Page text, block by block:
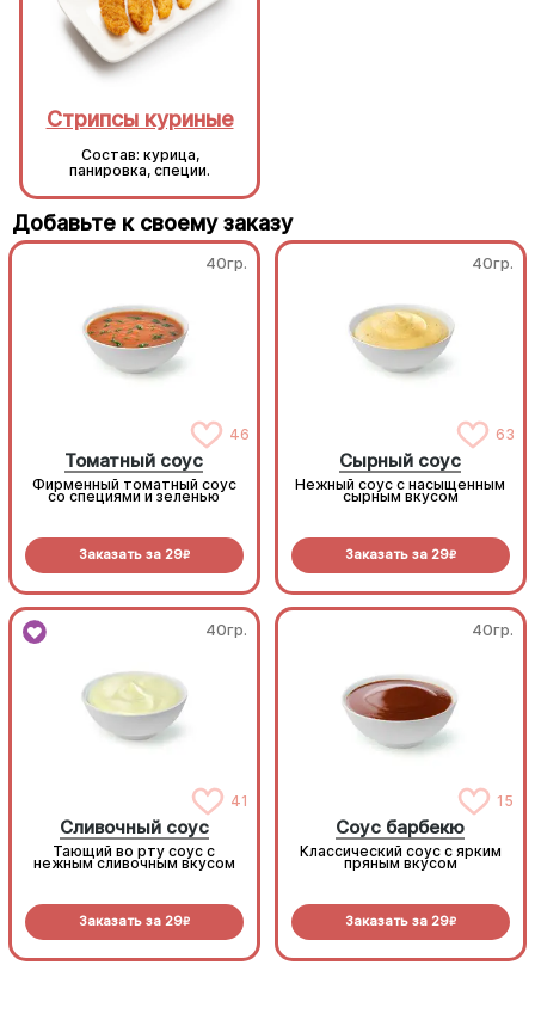
Стрипсы куриные
Состав: курица,
панировка, специи.
Добавьте к своему заказу
40гр.
46
Томатный соус
Фирменный томатный соус
со специями и зеленью
Заказать за 29R
40гр.
63
Сырный соус
Нежный соус с насыщенным
сырным вкусом
Заказать за 29R
40гр.
41
Сливочный соус
Тающий во рту соус с
нежным сливочным вкусом
Заказать за 29R
40гр.
15
Соус барбекю
Классический соус с ярким
пряным вкусом
Заказать за 29R